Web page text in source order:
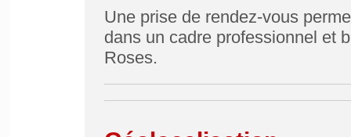
Une prise de rendez-vous
dans un cadre professionnel et
Roses.